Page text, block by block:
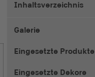
Inhaltsverzeichnis
Galerie
Eingesetzte Produkte
Eingesetzte Dekore